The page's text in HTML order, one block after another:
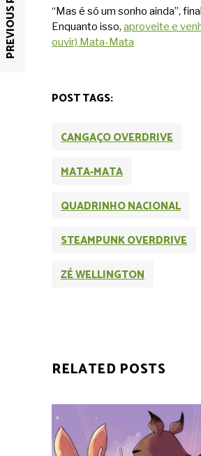
“Mas é só um sonho ainda”,
Enquanto isso, aproveite e
ouvir) Mata-Mata
POST TAGS:
CANGAÇO OVERDRIVE
MATA-MATA
QUADRINHO NACIONAL
STEAMPUNK OVERDRIVE
ZÉ WELLINGTON
RELATED POSTS